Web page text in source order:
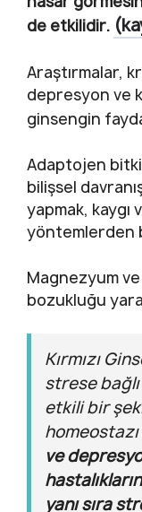
de etkilidir.
Araştırmalar,
depresyon ve
ginsengin
Adaptojen
bilişsel
yapmak,
yöntemlerden
Magnezyum
bozukluğu
Kırmızı
strese
etkili bir
ve
yanı sıra